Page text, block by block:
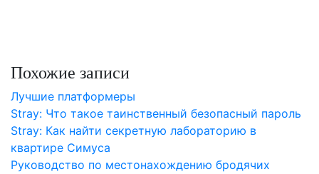
Похожие записи
Лучшие платформеры
Stray: Что такое таинственный безопасный пароль
Stray: Как найти секретную лабораторию в
квартире Симуса
Руководство по местонахождению бродячих